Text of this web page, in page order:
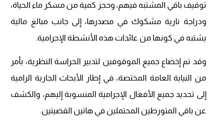
توقيف باقي المشتبه فيهم، وحجز كمية من مسكر ماء الحياة،
ودراجة نارية مشكوك في مصدرها، إلى جانب مبالغ مالية
يشتبه في كونها من عائدات هذه الأنشطة الإجرامية.
وقد تم إخضاع جميع الموقوفين لتدبير الحراسة النظرية، بأمر
من النيابة العامة المختصة، في إطار الأبحاث الجارية الرامية
إلى تحديد جميع الأفعال الإجرامية المنسوبة إليهم، والكشف
عن باقي المتورطين المحتملين في هاتين القضيتين.